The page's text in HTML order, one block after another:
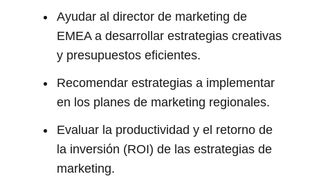
Ayudar al director de marketing de
EMEA a desarrollar estrategias creativas
y presupuestos eficientes.
Recomendar estrategias a implementar
en los planes de marketing regionales.
Evaluar la productividad y el retorno de
la inversión (ROI) de las estrategias de
marketing.